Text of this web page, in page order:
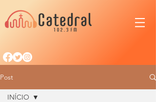
Post
INÍCIO